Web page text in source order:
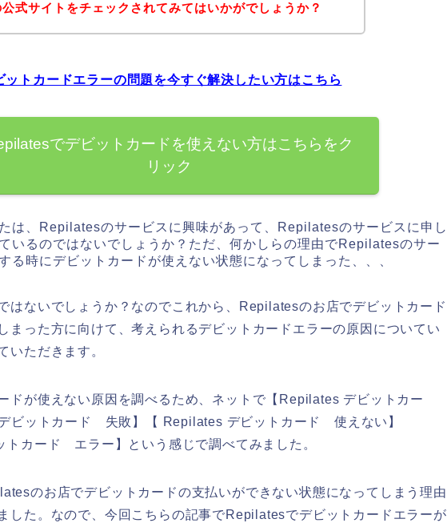
公式サイトをチェックされてみてはいかがでしょうか？
トカードエラーの問題を今すぐ解決したい方はこちら
でデビットカードを使えない方はこちらをク
リック
は、Repilatesのサービスに興味があって、Repilatesのサービスに申し
いるのではないでしょうか？ただ、何かしらの理由でRepilatesのサー
る時にデビットカードが使えない状態になってしまった、、、
はないでしょうか？なのでこれから、Repilatesのお店でデビットカード
まった方に向けて、考えられるデビットカードエラーの原因についてい
いただきます。
ドが使えない原因を調べるため、ネットで【Repilates デビットカー
ビットカード 失敗】【 Repilates デビットカード 使えない】
トカード エラー】という感じで調べてみました。
のお店でデビットカードの支払いができない状態になってしまう理由
した。なので、今回こちらの記事でRepilatesでデビットカードエラーが